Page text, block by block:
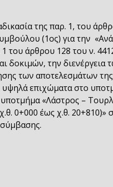
της παρ. 1, του
(1ος) για την
του άρθρου 128 του ν.
την διενέργεια
των αποτελεσμάτων
υψηλά επιχώματα στο
«Λάστρος –
0+000 έως χ.θ. 20+810)»